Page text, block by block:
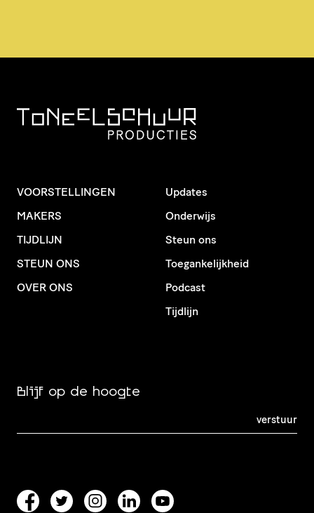
VOORSTELLINGEN
MAKERS
TIJDLIJN
STEUN ONS
OVER ONS
Updates
Onderwijs
Steun ons
Toegankelijkheid
Podcast
Tijdlijn
Blijf op de hoogte